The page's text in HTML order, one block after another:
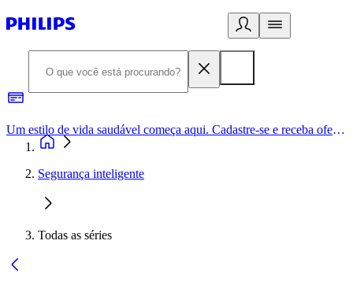
Um estilo de vida saudável começa aqui. Cadastre-se e receba ofertas exclusivas.
Segurança inteligente
Todas as séries